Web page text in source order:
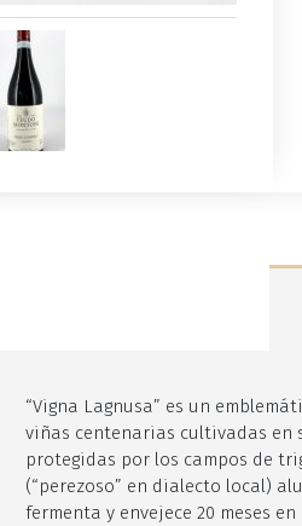
“Vigna Lagnusa” es un
viñas centenarias cultivadas en
protegidas por los campos de
(“perezoso” en dialecto local)
fermenta y envejece 20 meses